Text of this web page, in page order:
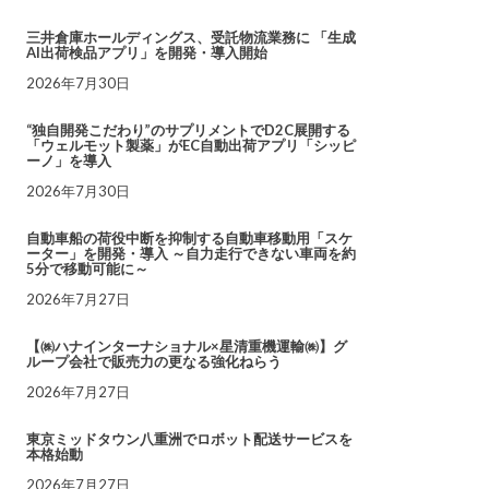
三井倉庫ホールディングス、受託物流業務に 「生成
AI出荷検品アプリ」を開発・導入開始
2026年7月30日
“独自開発こだわり”のサプリメントでD2C展開する
「ウェルモット製薬」がEC自動出荷アプリ「シッピ
ーノ」を導入
2026年7月30日
自動車船の荷役中断を抑制する自動車移動用「スケ
ーター」を開発・導入 ～自力走行できない車両を約
5分で移動可能に～
2026年7月27日
【㈱ハナインターナショナル×星清重機運輸㈱】グ
ループ会社で販売力の更なる強化ねらう
2026年7月27日
東京ミッドタウン八重洲でロボット配送サービスを
本格始動
2026年7月27日